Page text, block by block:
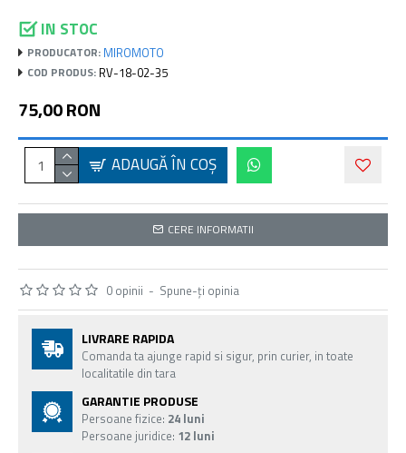
IN STOC
PRODUCATOR: MIROMOTO
COD PRODUS: RV-18-02-35
0 opinii - Spune-ţi opinia
75,00 RON
ADAUGĂ ÎN COŞ
CERE INFORMATII
LIVRARE RAPIDA
Comanda ta ajunge rapid si sigur, prin curier, in toate
localitatile din tara
GARANTIE PRODUSE
Persoane fizice: 24 luni
Persoane juridice: 12 luni